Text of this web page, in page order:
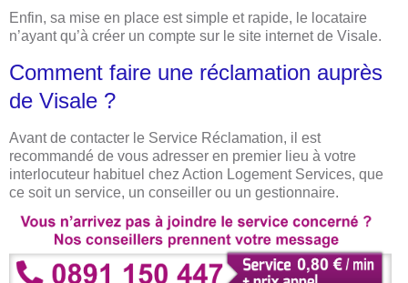
Enfin, sa mise en place est simple et rapide, le locataire
n’ayant qu’à créer un compte sur le site internet de Visale.
Comment faire une réclamation auprès
de Visale ?
Avant de contacter le Service Réclamation, il est
recommandé de vous adresser en premier lieu à votre
interlocuteur habituel chez Action Logement Services, que
ce soit un service, un conseiller ou un gestionnaire.